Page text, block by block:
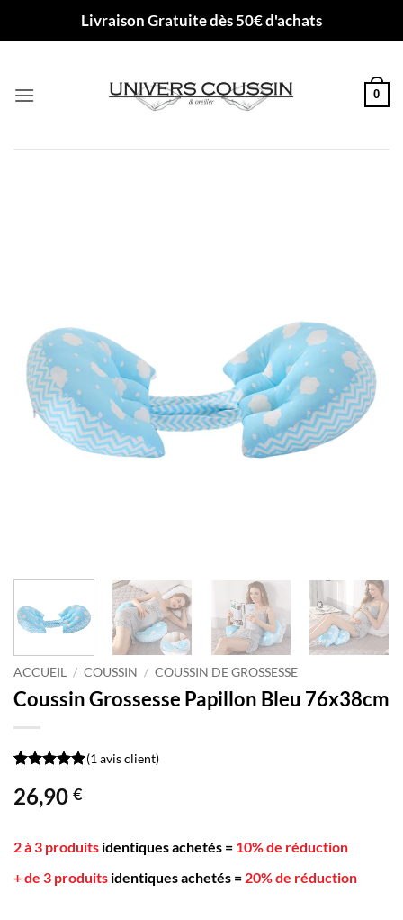
Livraison Gratuite dès 50€ d'achats
0
ACCUEIL / COUSSIN / COUSSIN DE GROSSESSE
Coussin Grossesse Papillon Bleu 76x38cm
5 basé sur
notation
(1 avis client)
26,90 €
2 à 3 produits identiques achetés = 10% de réduction
+ de 3 produits identiques achetés = 20% de réduction